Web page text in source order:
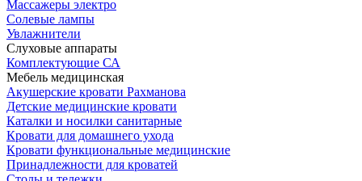
Массажеры электро
Солевые лампы
Увлажнители
Слуховые аппараты
Комплектующие СА
Мебель медицинская
Акушерские кровати Рахманова
Детские медицинские кровати
Каталки и носилки санитарные
Кровати для домашнего ухода
Кровати функциональные медицинские
Принадлежности для кроватей